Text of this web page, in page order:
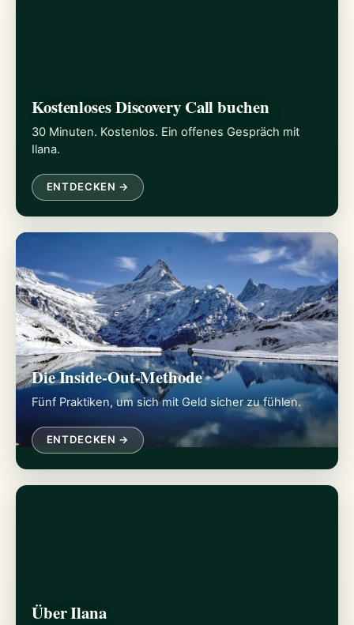
Kostenloses Discovery Call buchen
30 Minuten. Kostenlos. Ein offenes Gespräch mit
Ilana.
ENTDECKEN →
Die Inside-Out-Methode
Fünf Praktiken, um sich mit Geld sicher zu fühlen.
ENTDECKEN →
Über Ilana